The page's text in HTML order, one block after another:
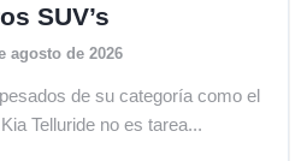
SUV’s
agosto de 2026
de su categoría como el
Telluride no es tarea...